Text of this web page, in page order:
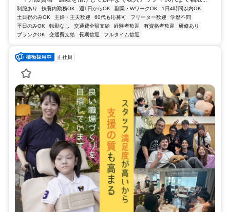
制服あり 扶養内勤務OK 週1日からOK 副業・WワークOK
1日4時間以内OK
土日祝のみOK
主婦・主夫歓迎 60代も応募可 フリーター歓迎
学歴不問
平日のみOK
転勤なし 交通費全額支給 経験者歓迎 有資格者歓迎
研修あり
ブランクOK
交通費支給 長期歓迎 フルタイム歓迎
正社員